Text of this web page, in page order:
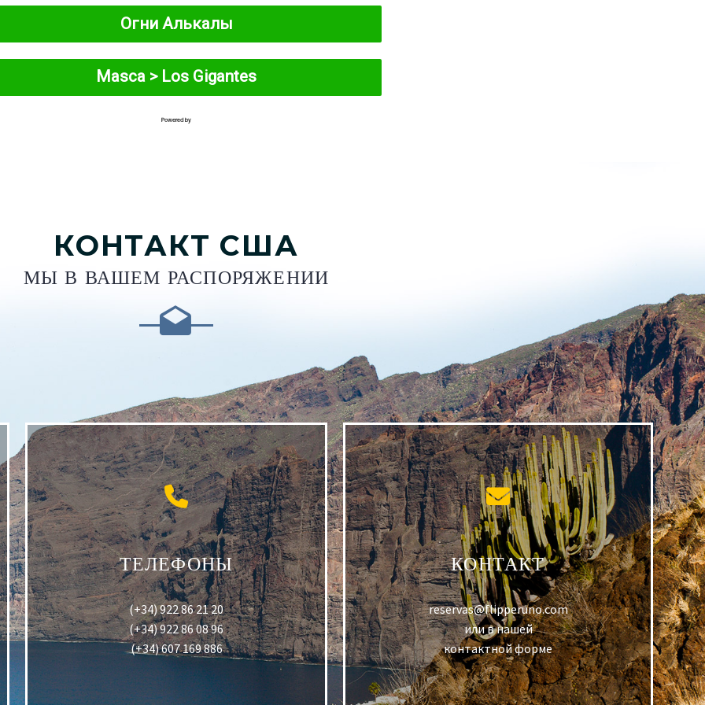
КОНТАКТ США
МЫ В ВАШЕМ РАСПОРЯЖЕНИИ


ТЕЛЕФОНЫ
(+34) 922 86 21 20
(+34) 922 86 08 96
(+34) 607 169 886
КОНТАКТ
reservas@flipperuno.com
или в нашей
контактной форме